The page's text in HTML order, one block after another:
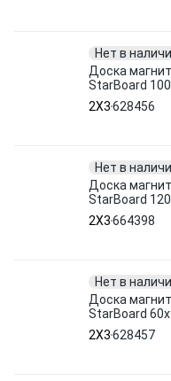
Нет в
Доска
StarBoard
N 628456 2X3
2X3628456
Нет в
Доска
StarBoard
664398 2X3
2X3664398
Нет в
Доска
StarBoard
628457 2X3
2X3628457